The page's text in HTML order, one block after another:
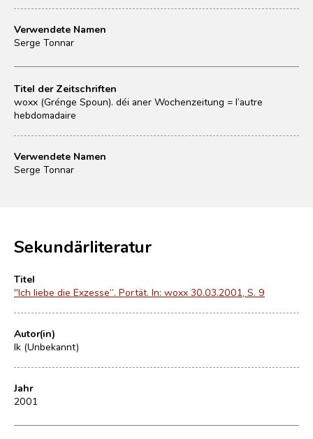
Verwendete Namen
Serge Tonnar
Titel der Zeitschriften
woxx (Grénge Spoun). déi aner Wochenzeitung = l’autre
hebdomadaire
Verwendete Namen
Serge Tonnar
Sekundärliteratur
Titel
"Ich liebe die Exzesse“. Portät. In: woxx 30.03.2001, S. 9
Autor(in)
lk (Unbekannt)
Jahr
2001